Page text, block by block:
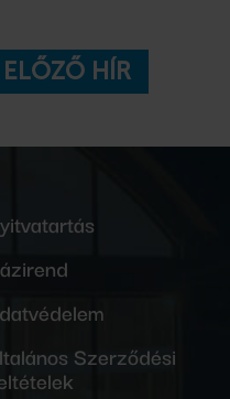
ELŐZŐ HÍR
Szerződési